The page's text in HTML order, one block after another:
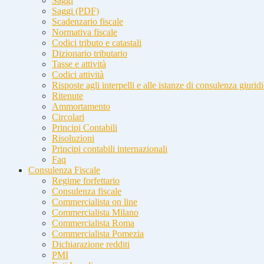
Saggi (PDF)
Scadenzario fiscale
Normativa fiscale
Codici tributo e catastali
Dizionario tributario
Tasse e attività
Codici attività
Risposte agli interpelli e alle istanze di consulenza
Ritenute
Ammortamento
Circolari
Principi Contabili
Risoluzioni
Principi contabili internazionali
Faq
Consulenza Fiscale
Regime forfettario
Consulenza fiscale
Commercialista on line
Commercialista Milano
Commercialista Roma
Commercialista Pomezia
Dichiarazione redditi
PMI